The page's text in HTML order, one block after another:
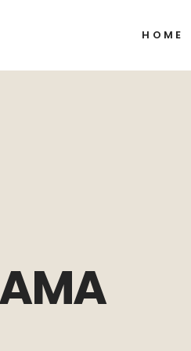
HOME